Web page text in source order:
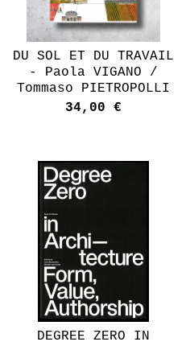
DU SOL ET DU TRAVAIL
- Paola VIGANO /
Tommaso PIETROPOLLI
34,00 €
DEGREE ZERO IN